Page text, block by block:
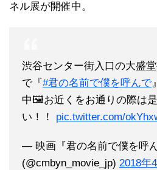
ネル展が開催中。
渋谷センター街入口の大盛
で『#君の名前で僕を呼んで
中🖼お近くをお通りの際は
い！！ pic.twitter.com/
— 映画『君の名前で僕を呼
(@cmbyn_movie_jp) 2018年